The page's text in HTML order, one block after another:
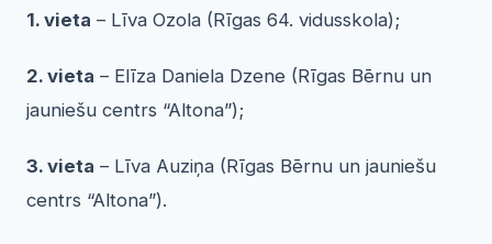
1. vieta – Līva Ozola (Rīgas 64. vidusskola);
2. vieta – Elīza Daniela Dzene (Rīgas Bērnu un
jauniešu centrs “Altona”);
3. vieta – Līva Auziņa (Rīgas Bērnu un jauniešu
centrs “Altona”).